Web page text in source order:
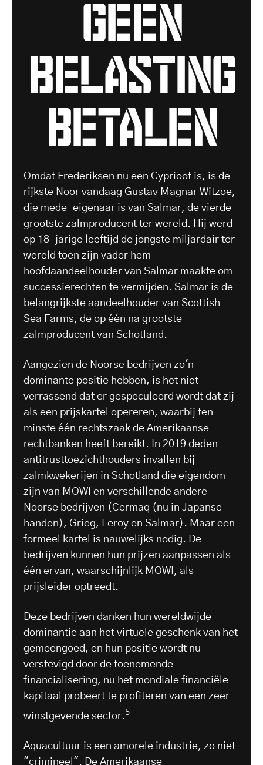
geen
belasting
betalen
Omdat Frederiksen nu een Cyprioot is, is de
rijkste Noor vandaag Gustav Magnar Witzoe,
die mede-eigenaar is van Salmar, de vierde
grootste zalmproducent ter wereld. Hij werd
op 18-jarige leeftijd de jongste miljardair ter
wereld toen zijn vader hem
hoofdaandeelhouder van Salmar maakte om
successierechten te vermijden. Salmar is de
belangrijkste aandeelhouder van Scottish
Sea Farms, de op één na grootste
zalmproducent van Schotland.
Aangezien de Noorse bedrijven zo'n
dominante positie hebben, is het niet
verrassend dat er gespeculeerd wordt dat zij
als een prijskartel opereren, waarbij ten
minste één rechtszaak de Amerikaanse
rechtbanken heeft bereikt. In 2019 deden
antitrusttoezichthouders invallen bij
zalmkwekerijen in Schotland die eigendom
zijn van MOWI en verschillende andere
Noorse bedrijven (Cermaq (nu in Japanse
handen), Grieg, Leroy en Salmar). Maar een
formeel kartel is nauwelijks nodig. De
bedrijven kunnen hun prijzen aanpassen als
één ervan, waarschijnlijk MOWI, als
prijsleider optreedt.
Deze bedrijven danken hun wereldwijde
dominantie aan het virtuele geschenk van het
gemeengoed, en hun positie wordt nu
verstevigd door de toenemende
financialisering, nu het mondiale financiële
kapitaal probeert te profiteren van een zeer
winstgevende sector.5
Aquacultuur is een amorele industrie, zo niet
"crimineel". De Amerikaanse